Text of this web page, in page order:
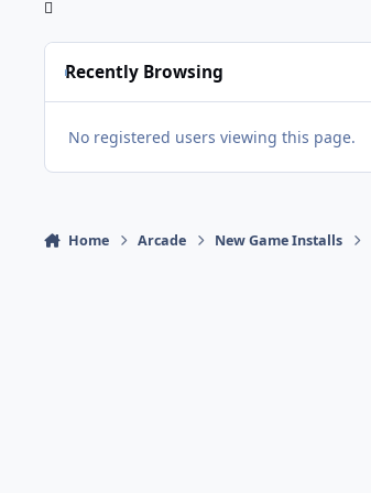
Recently Browsing
No registered users viewing this page.
Home Arcade New Game Installs